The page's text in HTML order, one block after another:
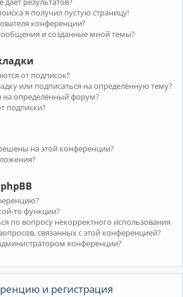
я получил пустую страницу!
конференции?
и созданные мной темы?
от подписок?
или подписаться на определённую тему?
на определённый форум?
подписки?
на этой конференции?
то функции?
по вопросу некорректного использования
связанных с этой конференцией?
конференции?
и регистрация